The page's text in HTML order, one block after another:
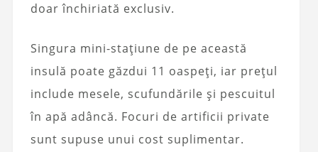
doar închiriată exclusiv.
Singura mini-stațiune de pe această
insulă poate găzdui 11 oaspeți, iar prețul
include mesele, scufundările și pescuitul
în apă adâncă. Focuri de artificii private
sunt supuse unui cost suplimentar.